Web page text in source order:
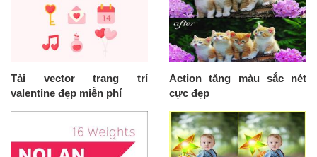
Tải vector trang trí
valentine đẹp miễn phí
Action tăng màu sắc nét
cực đẹp